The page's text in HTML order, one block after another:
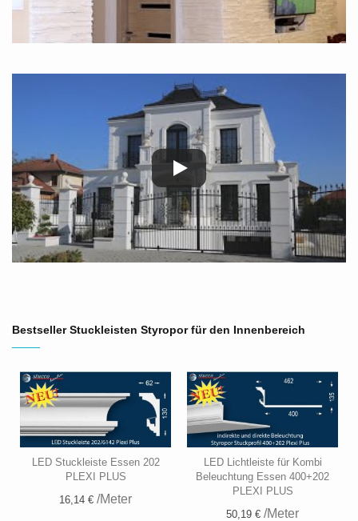
Bestseller Stuckleisten Styropor für den Innenbereich
LED Stuckleiste Essen 202
PLEXI PLUS
16,14 € /Meter
LED Lichtleiste für Kombi
Beleuchtung Essen 400+202
PLEXI PLUS
50,19 € /Meter